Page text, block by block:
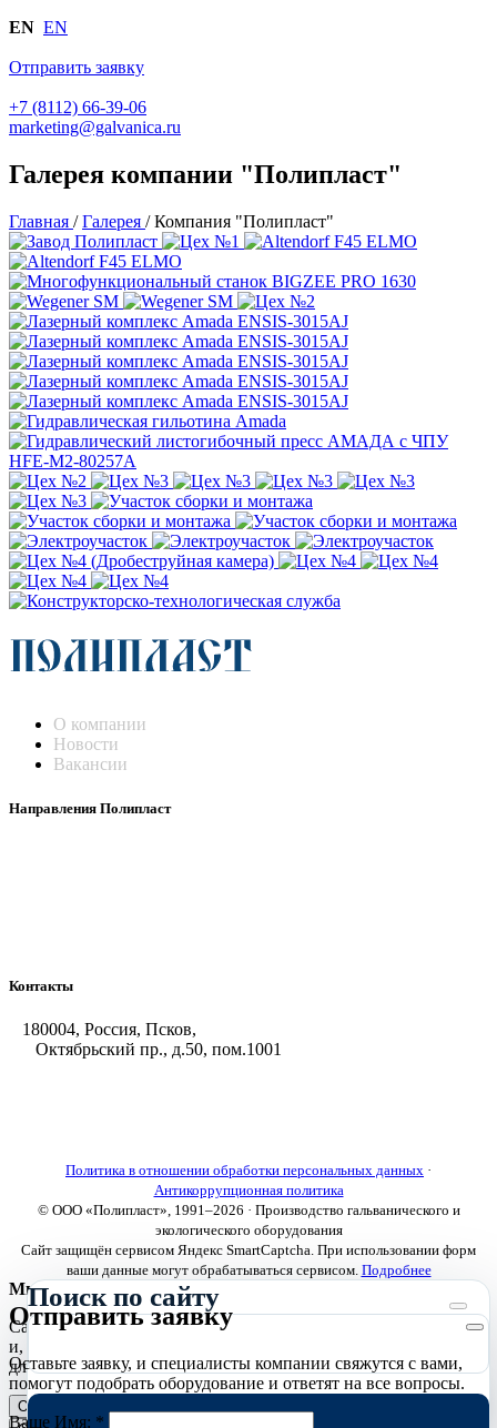
EN EN
Отправить заявку
+7 (8112) 66-39-06
marketing@galvanica.ru
Галерея компании "Полипласт"
Главная / Галерея / Компания "Полипласт"
О компании
Новости
Вакансии
Направления Полипласт
Контакты
180004, Россия, Псков,
Октябрьский пр., д.50, пом.1001
Политика в отношении обработки персональных данных ·
Антикоррупционная политика
© ООО «Полипласт», 1991–2026 · Производство гальванического и
экологического оборудования
Сайт защищён сервисом Яндекс SmartCaptcha. При использовании форм
ваши данные могут обрабатываться сервисом. Подробнее
Поиск по сайту
Отправить заявку
Оставьте заявку, и специалисты компании свяжутся с вами,
помогут подобрать оборудование и ответят на все вопросы.
Ваше Имя: *
Мы используем cookies
Сайт использует необходимые cookies для корректной работы
и, с вашего согласия, аналитические cookies Яндекс.Метрики
для улучшения сайта.Подробнее
Отклонить